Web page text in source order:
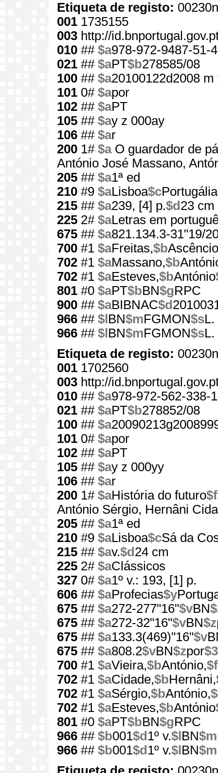
Etiqueta de registo:
001 1735155
003 http://
010 ## $a978-972-9487-51-4
021 ## $aPT$b278585/08
100 ## $a20100122d2008
101 0# $apor
102 ## $aPT
105 ## $ay z 000ay
106 ## $ar
200 1# $aO guardador de
António José Massano,
205 ## $a1ª ed
210 #9 $aLisboa$c
215 ## $a239, [4] p.$d 23 cm
225 2# $aLetras em
675 ## $a821.134.3-31"19/
700 #1 $aFreitas,$b
702 #1 $aMassano,$b
702 #1 $aEsteves,$bAntónio
801 #0 $aPT$bBN$gRPC
900 ## $aBIBNAC$d
966 ## $l BN$mFGMON$sL.
966 ## $l BN$mFGMON$sL.
Etiqueta de registo:
001 1702560
003 http://
010 ## $a978-972-562-338-1
021 ## $aPT$b278852/08
100 ## $a
101 0# $apor
102 ## $aPT
105 ## $ay z 000yy
106 ## $ar
200 1# $aHistória do futuro$f
António Sérgio, Hernâni
205 ## $a1ª ed
210 #9 $aLisboa$cSá da
215 ## $av.$d 24 cm
225 2# $aClássicos
327 0# $a1º v.: 193, [1] p.
606 ## $aProfecias$y
675 ## $a272-277"16"$vBN
675 ## $a272-32"16"$vBN$z
675 ## $a133.3(469)"16"$v
675 ## $a808.2$vBN$zpor$3
700 #1 $aVieira,$bAntónio,$f
702 #1 $aCidade,$bHernâni,
702 #1 $aSérgio,$bAntónio,
702 #1 $aEsteves,$bAntónio
801 #0 $aPT$bBN$gRPC
966 ## $b001$d 1º v.$l BN$m
966 ## $b001$d 1º v.$l BN$m